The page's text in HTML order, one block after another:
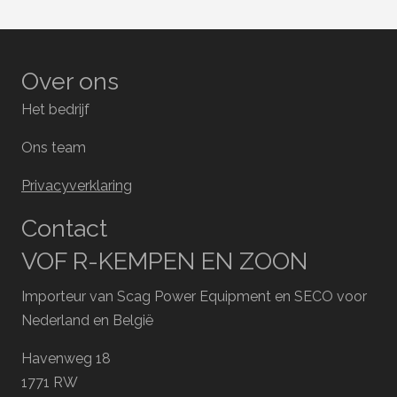
Over ons
Het bedrijf
Ons team
Privacyverklaring
Contact
VOF R-KEMPEN EN ZOON
Importeur van Scag Power Equipment en SECO voor
Nederland en België
Havenweg 18
1771 RW